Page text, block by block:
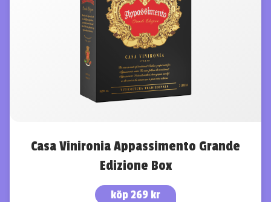
Casa Vinironia Appassimento Grande
Edizione Box
köp 269 kr